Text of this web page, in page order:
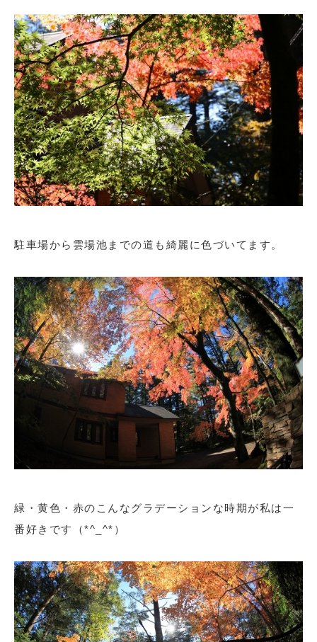
駐車場から雲場池までの道も綺麗に色づいてます。
緑・黄色・赤のこんなグラデーションな時期が私は一
番好きです（*^_^*）